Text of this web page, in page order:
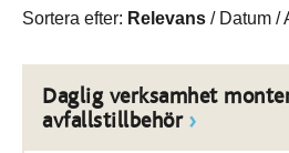
Sortera efter: Relevans / Datum /
Daglig verksamhet
avfallstillbehör